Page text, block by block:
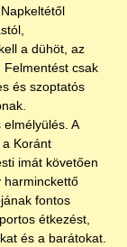
a dühöt, az
Felmentést csak
és szoptatós
A
Koránt
imát követően
harminckettő
fontos
étkezést,
és a barátokat.